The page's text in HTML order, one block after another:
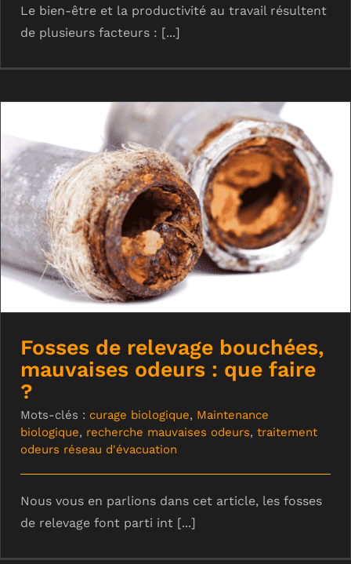
Le bien-être et la productivité au travail résultent
de plusieurs facteurs : [...]
Fosses de relevage bouchées,
mauvaises odeurs : que faire ?
Fosses de relevage bouchées,
mauvaises odeurs : que faire
?
Mots-clés : curage biologique, Maintenance
biologique, recherche mauvaises odeurs, traitement
odeurs réseau d'évacuation
Nous vous en parlions dans cet article, les fosses
de relevage font parti int [...]